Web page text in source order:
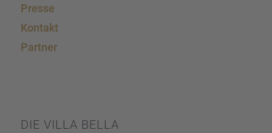
Presse
Kontakt
Partner
DIE VILLA BELLA